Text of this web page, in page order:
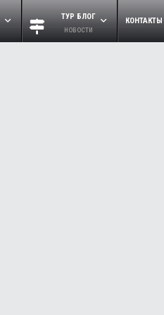
ТУР БЛОГ
новости
КОНТАКТЫ